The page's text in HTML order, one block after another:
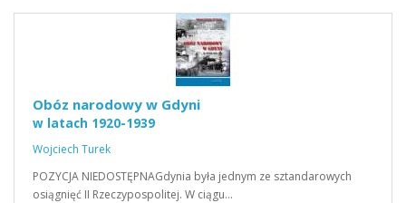
Obóz narodowy w Gdyni
w latach 1920-1939
Wojciech Turek
POZYCJA NIEDOSTĘPNAGdynia była jednym ze sztandarowych
osiągnięć II Rzeczypospolitej. W ciągu…